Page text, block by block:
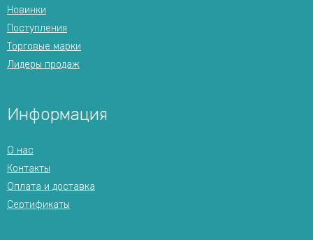
Новинки
Поступления
Торговые марки
Лидеры продаж
Информация
О нас
Контакты
Оплата и доставка
Сертификаты